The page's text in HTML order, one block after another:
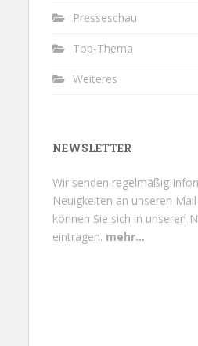
Presseschau
Top-Thema
Weiteres
NEWSLETTER
Wir senden regelmäßig
Neuigkeiten an unseren
können Sie sich in unseren
eintragen. mehr...